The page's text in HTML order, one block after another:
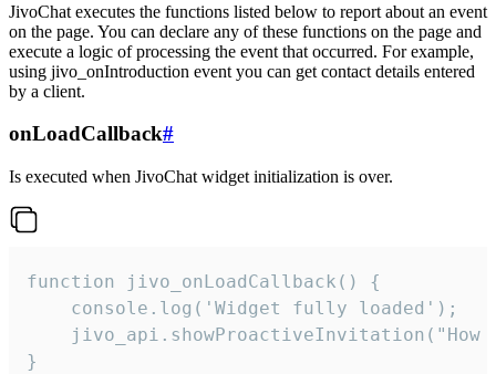
JivoChat executes the functions listed below to report about an event
on the page. You can declare any of these functions on the page and
execute a logic of processing the event that occurred. For example,
using jivo_onIntroduction event you can get contact details entered
by a client.
onLoadCallback#
Is executed when JivoChat widget initialization is over.
function jivo_onLoadCallback() {
    console.log('Widget fully loaded');
jivo_api.showProactiveInvitation("How
}